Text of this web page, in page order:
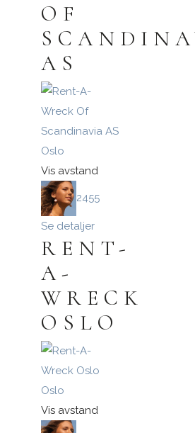
OF
AS
Oslo
Vis avstand
2455
Se detaljer
RENT-
A-
WRECK
OSLO
Oslo
Vis avstand